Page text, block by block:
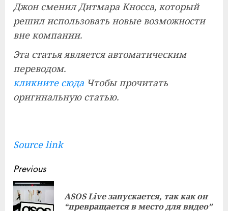
Джон сменил Дитмара Кносса, который
решил использовать новые возможности
вне компании.
Эта статья является автоматическим
переводом.
кликните сюда Чтобы прочитать
оригинальную статью.
Source link
Continue
Reading
Previous
ASOS Live запускается, так как он
“превращается в место для видео”